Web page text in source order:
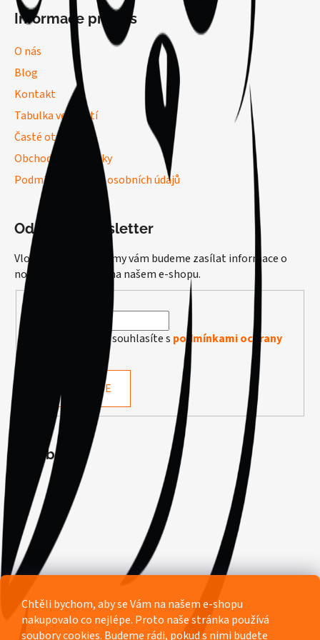
Chtěli bychom, aby se Vám na našem e-shopu
nakupovalo co nejlépe. Proto naše stránka používá
soubory cookies. Budeme rádi, pokud s nimi budete
Informace pro vás
O nás
Blog
Kontakt
Tabulka velikostí
Časté otázky
Obchodní podmínky
Podmínky ochrany osobních údajů
Odebírat newsletter
Vložte svůj e-mail a my vám budeme zasílat informace o
nových produktech na našem e-shopu.
Vložením e-mailu souhlasíte s podmínkami ochrany
PŘIHLÁSIT SE
Facebook